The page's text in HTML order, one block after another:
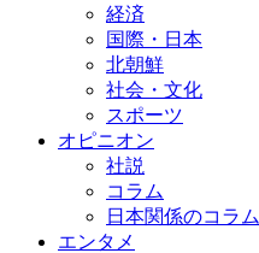
経済
国際・日本
北朝鮮
社会・文化
スポーツ
オピニオン
社説
コラム
日本関係のコラム
エンタメ